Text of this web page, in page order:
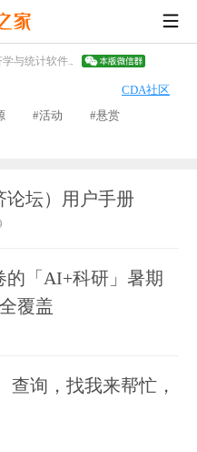
学与统计软件
CDA社区
#活动
#悬赏
论坛）用户手册
的「AI+科研」暑期
覆盖
查询，找我来帮忙，